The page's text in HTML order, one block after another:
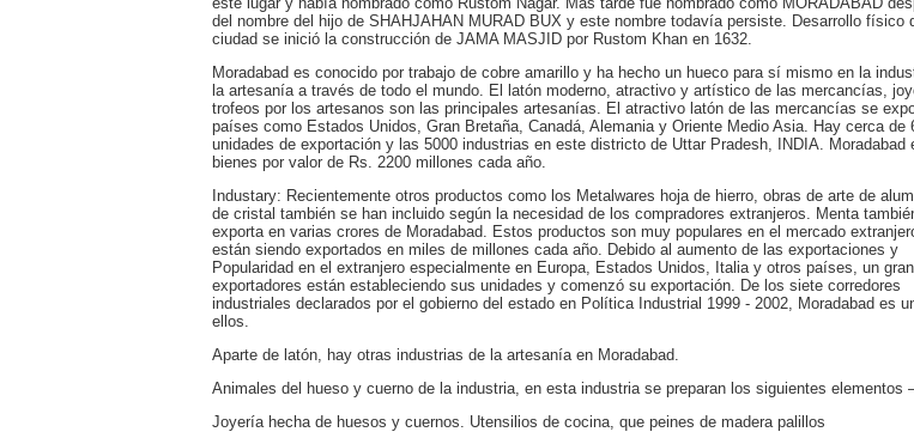
del nombre del hijo de SHAHJAHAN MURAD BUX y este nombre todavía persiste. Desarrollo físico
ciudad se inició la construcción de JAMA MASJID por Rustom Khan en 1632.
Moradabad es conocido por trabajo de cobre amarillo y ha hecho un hueco para sí mismo en la
la artesanía a través de todo el mundo. El latón moderno, atractivo y artístico de las mercancías,
trofeos por los artesanos son las principales artesanías. El atractivo latón de las mercancías se
países como Estados Unidos, Gran Bretaña, Canadá, Alemania y Oriente Medio Asia. Hay cerca de
unidades de exportación y las 5000 industrias en este districto de Uttar Pradesh, INDIA. Moradabad
bienes por valor de Rs. 2200 millones cada año.
Industary: Recientemente otros productos como los Metalwares hoja de hierro, obras de arte de
de cristal también se han incluido según la necesidad de los compradores extranjeros. Menta
exporta en varias crores de Moradabad. Estos productos son muy populares en el mercado
están siendo exportados en miles de millones cada año. Debido al aumento de las exportaciones y
Popularidad en el extranjero especialmente en Europa, Estados Unidos, Italia y otros países, un
exportadores están estableciendo sus unidades y comenzó su exportación. De los siete corredores
industriales declarados por el gobierno del estado en Política Industrial 1999 - 2002, Moradabad es
ellos.
Aparte de latón, hay otras industrias de la artesanía en Moradabad.
Animales del hueso y cuerno de la industria, en esta industria se preparan los siguientes elementos
Joyería hecha de huesos y cuernos. Utensilios de cocina, que peines de madera palillos